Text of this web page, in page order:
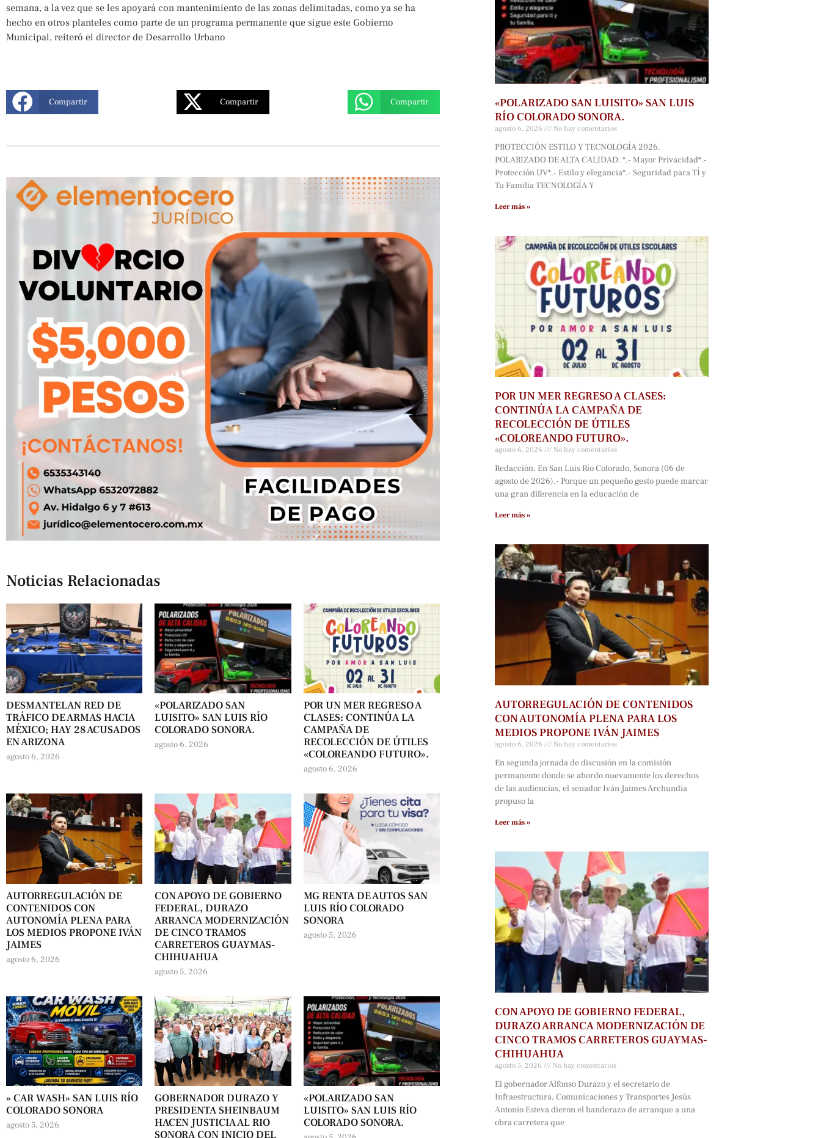
semana, a la vez que se les apoyará con mantenimiento de las zonas delimitadas, como ya se ha
hecho en otros planteles como parte de un programa permanente que sigue este Gobierno
Municipal, reiteró el director de Desarrollo Urbano
Compartir Compartir Compartir
Noticias Relacionadas
DESMANTELAN RED DE
TRÁFICO DE ARMAS HACIA
MÉXICO; HAY 28 ACUSADOS
EN ARIZONA
agosto 6, 2026
«POLARIZADO SAN
LUISITO» SAN LUIS RÍO
COLORADO SONORA.
agosto 6, 2026
POR UN MER REGRESO A
CLASES: CONTINÚA LA
CAMPAÑA DE
RECOLECCIÓN DE ÚTILES
«COLOREANDO FUTURO».
agosto 6, 2026
AUTORREGULACIÓN DE
CONTENIDOS CON
AUTONOMÍA PLENA PARA
LOS MEDIOS PROPONE IVÁN
JAIMES
agosto 6, 2026
CON APOYO DE GOBIERNO
FEDERAL, DURAZO
ARRANCA MODERNIZACIÓN
DE CINCO TRAMOS
CARRETEROS GUAYMAS-
CHIHUAHUA
agosto 5, 2026
MG RENTA DE AUTOS SAN
LUIS RÍO COLORADO
SONORA
agosto 5, 2026
» CAR WASH» SAN LUIS RÍO
COLORADO SONORA
agosto 5, 2026
GOBERNADOR DURAZO Y
PRESIDENTA SHEINBAUM
HACEN JUSTICIA AL RIO
SONORA CON INICIO DEL
«POLARIZADO SAN
LUISITO» SAN LUIS RÍO
COLORADO SONORA.
«POLARIZADO SAN LUISITO» SAN LUIS
RÍO COLORADO SONORA.
agosto 6, 2026 No hay comentarios
PROTECCIÓN ESTILO Y TECNOLOGÍA 2026.
POLARIZADO DE ALTA CALIDAD. *.- Mayor Privacidad*.-
Protección UV*.- Estilo y elegancia*.- Seguridad para TÍ y
Tu Familia TECNOLOGÍA Y
Leer más »
POR UN MER REGRESO A CLASES:
CONTINÚA LA CAMPAÑA DE
RECOLECCIÓN DE ÚTILES
«COLOREANDO FUTURO».
agosto 6, 2026 No hay comentarios
Redacción. En San Luis Río Colorado, Sonora (06 de
agosto de 2026).- Porque un pequeño gesto puede marcar
una gran diferencia en la educación de
Leer más »
AUTORREGULACIÓN DE CONTENIDOS
CON AUTONOMÍA PLENA PARA LOS
MEDIOS PROPONE IVÁN JAIMES
agosto 6, 2026 No hay comentarios
En segunda jornada de discusión en la comisión
permanente donde se abordo nuevamente los derechos
de las audiencias, el senador Iván Jaimes Archundia
propuso la
Leer más »
CON APOYO DE GOBIERNO FEDERAL,
DURAZO ARRANCA MODERNIZACIÓN DE
CINCO TRAMOS CARRETEROS GUAYMAS-
CHIHUAHUA
agosto 5, 2026 No hay comentarios
El gobernador Alfonso Durazo y el secretario de
Infraestructura, Comunicaciones y Transportes Jesús
Antonio Esteva dieron el banderazo de arranque a una
obra carretera que